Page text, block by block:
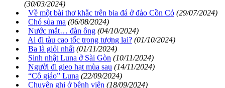
(30/03/2024)
Về một bài thơ khằc trên bia đá ở đảo Cồn Cỏ (29/07/2024)
Chó sủa ma (06/08/2024)
Nước mắt… đàn ông (04/10/2024)
Ai đi tàu cao tốc trong tương lai? (01/10/2024)
Ba là giỏi nhất (01/11/2024)
Sinh nhật Luna ở Sài Gòn (10/11/2024)
Người đi gieo hạt mùa sau (14/11/2024)
“Cô giáo” Luna (22/09/2024)
Chuyện ghi ở bệnh viện (18/09/2024)